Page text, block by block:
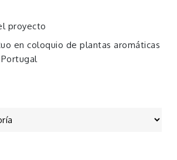
proyecto
en coloquio de plantas aromáticas